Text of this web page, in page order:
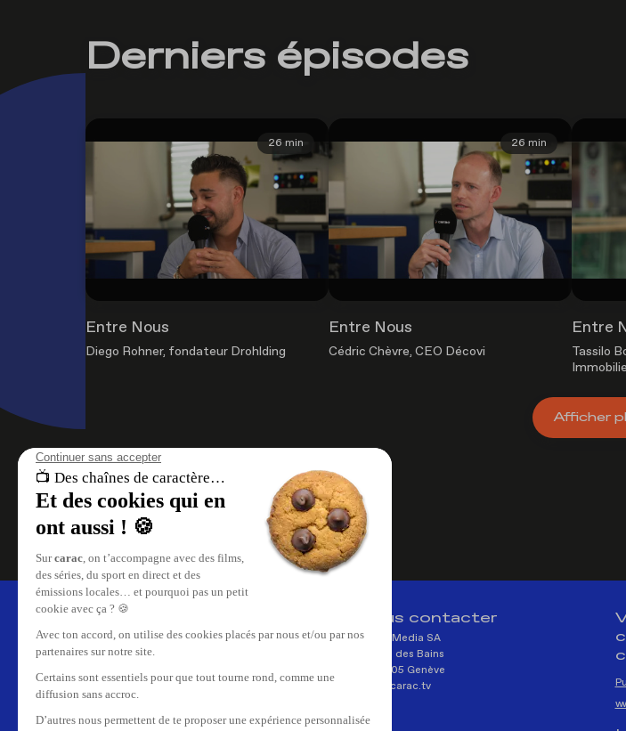
Derniers épisodes
26 min
Entre Nous
Diego Rohner, fondateur Drohlding
26 min
Entre Nous
Cédric Chèvre, CEO Décovi
Entre
Tassilo
Afficher
À propos de nous
carac , les chaînes de caractère.
Retrouvez le meilleur du
de vos émissions sur carac.tv.
reportages, cinéma, tout ce qui se
Nous contacter
Carac Media SA
35, rue des Bains
CH-1205 Genève
info@carac.tv